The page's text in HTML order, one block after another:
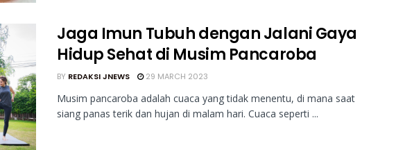
Jaga Imun Tubuh dengan Jalani Gaya
Hidup Sehat di Musim Pancaroba
BY REDAKSI JNEWS 29 MARCH 2023
Musim pancaroba adalah cuaca yang tidak menentu, di mana saat
siang panas terik dan hujan di malam hari. Cuaca seperti ...